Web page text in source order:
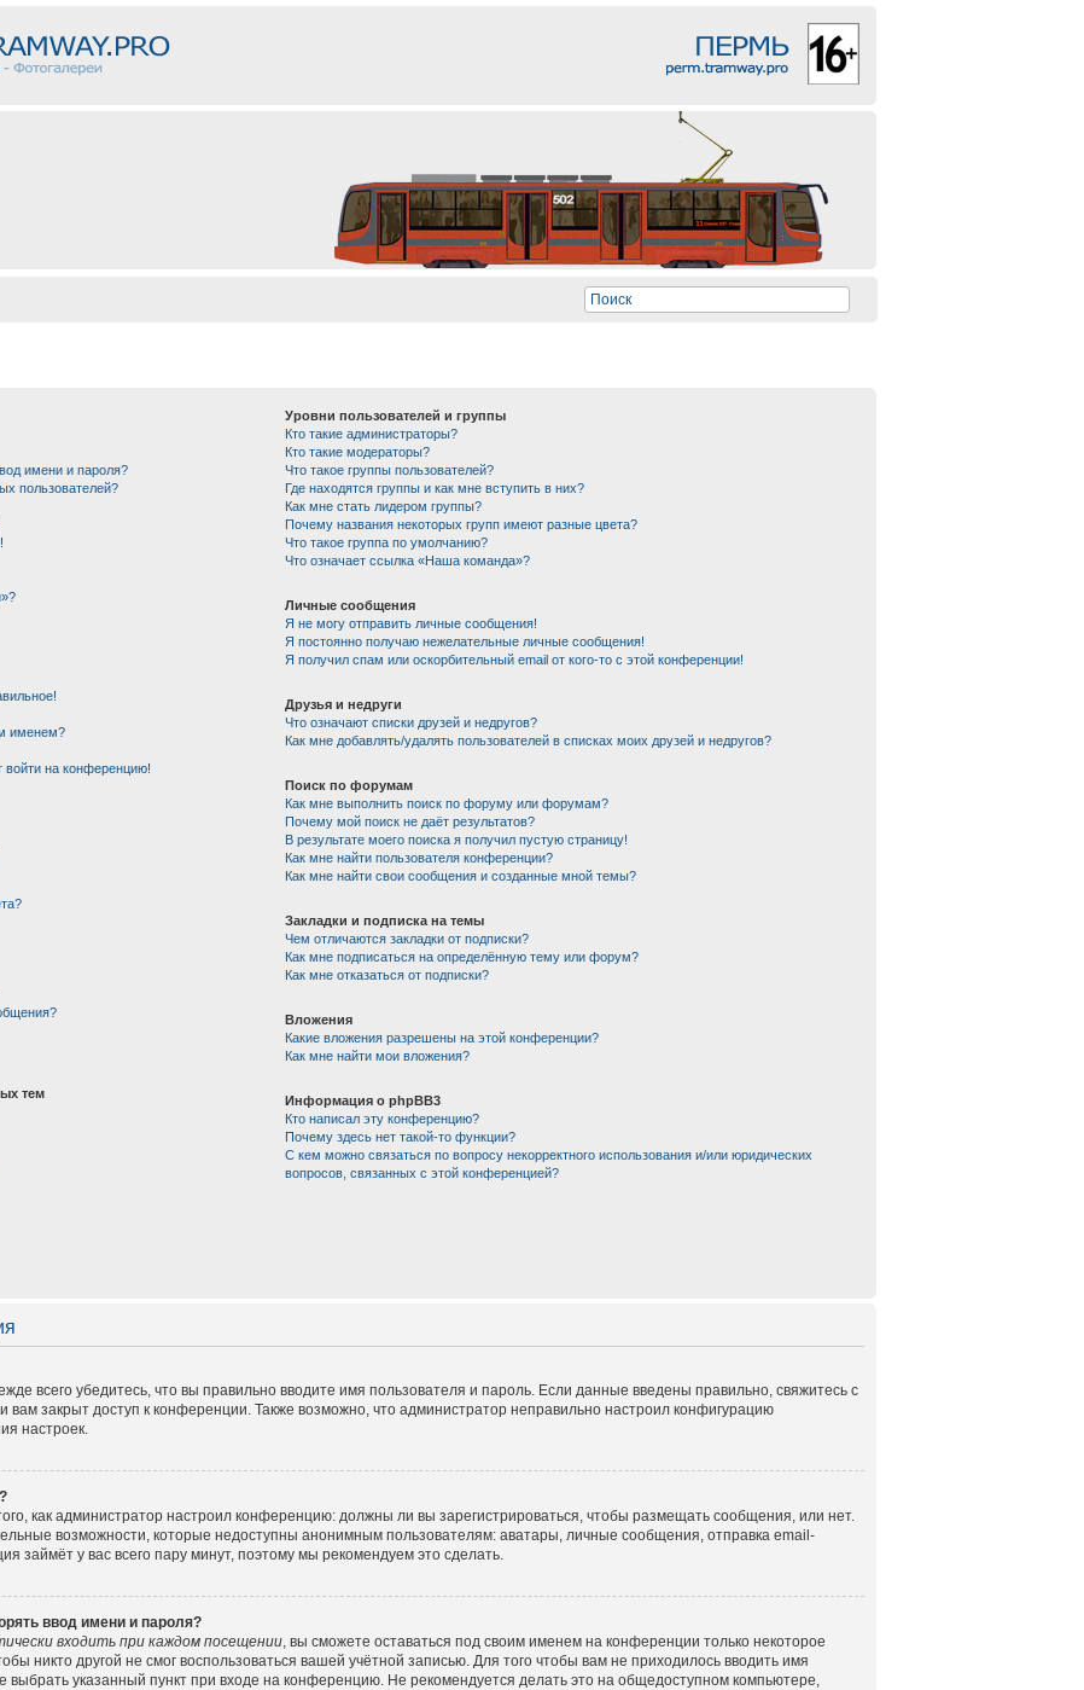
имени и пароля?
пользователей?
именем?
войти на конференцию!
тем
Уровни пользователей и группы
Кто такие администраторы?
Кто такие модераторы?
Что такое группы пользователей?
Где находятся группы и как мне вступить в них?
Как мне стать лидером группы?
Почему названия некоторых групп имеют разные цвета?
Что такое группа по умолчанию?
Что означает ссылка «Наша команда»?
Личные сообщения
Я не могу отправить личные сообщения!
Я постоянно получаю нежелательные личные сообщения!
Я получил спам или оскорбительный email от кого-то с этой конференции!
Друзья и недруги
Что означают списки друзей и недругов?
Как мне добавлять/удалять пользователей в списках моих друзей и недругов?
Поиск по форумам
Как мне выполнить поиск по форуму или форумам?
Почему мой поиск не даёт результатов?
В результате моего поиска я получил пустую страницу!
Как мне найти пользователя конференции?
Как мне найти свои сообщения и созданные мной темы?
Закладки и подписка на темы
Чем отличаются закладки от подписки?
Как мне подписаться на определённую тему или форум?
Как мне отказаться от подписки?
Вложения
Какие вложения разрешены на этой конференции?
Как мне найти мои вложения?
Информация о phpBB3
Кто написал эту конференцию?
Почему здесь нет такой-то функции?
С кем можно связаться по вопросу некорректного использования и/или юридических
вопросов, связанных с этой конференцией?
всего убедитесь, что вы правильно вводите имя пользователя и пароль. Если данные введены правильно, свяжитесь с
закрыт доступ к конференции. Также возможно, что администратор неправильно настроил конфигурацию
настроек.
как администратор настроил конференцию: должны ли вы зарегистрироваться, чтобы размещать сообщения, или нет.
возможности, которые недоступны анонимным пользователям: аватары, личные сообщения, отправка email-
займёт у вас всего пару минут, поэтому мы рекомендуем это сделать.
ввод имени и пароля?
входить при каждом посещении, вы сможете оставаться под своим именем на конференции только некоторое
никто другой не смог воспользоваться вашей учётной записью. Для того чтобы вам не приходилось вводить имя
указанный пункт при входе на конференцию. Не рекомендуется делать это на общедоступном компьютере,